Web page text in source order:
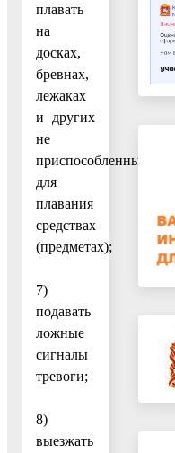
плавать
на
досках,
бревнах,
лежаках
и других
не
приспособленных
для
плавания
средствах
(предметах);
7)
подавать
ложные
сигналы
тревоги;
8)
выезжать